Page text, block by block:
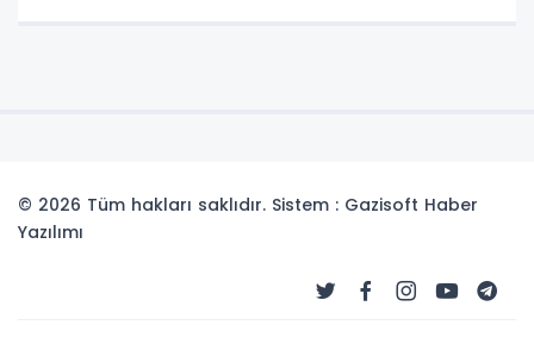
© 2026 Tüm hakları saklıdır. Sistem : Gazisoft Haber
Yazılımı